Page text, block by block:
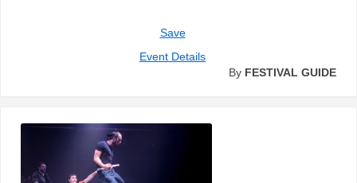
Save
Event Details
By FESTIVAL GUIDE